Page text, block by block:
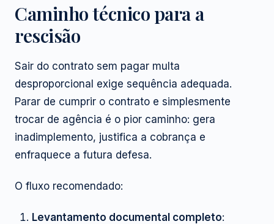
Caminho técnico para a
rescisão
Sair do contrato sem pagar multa
desproporcional exige sequência adequada.
Parar de cumprir o contrato e simplesmente
trocar de agência é o pior caminho: gera
inadimplemento, justifica a cobrança e
enfraquece a futura defesa.
O fluxo recomendado:
Levantamento documental completo: